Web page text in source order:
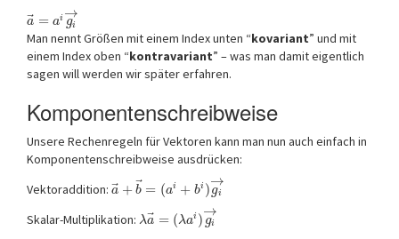
a = ai gi
→
Man nennt Größen mit einem Index unten “kovariant” und mit
einem Index oben “kontravariant” – was man damit eigentlich
sagen will werden wir später erfahren.
Komponentenschreibweise
Unsere Rechenregeln für Vektoren kann man nun auch einfach in
Komponentenschreibweise ausdrücken:
Vektoraddition: a + b⃗ = (ai + bi ) gi
→
Skalar-Multiplikation: λa = (λai ) gi
→